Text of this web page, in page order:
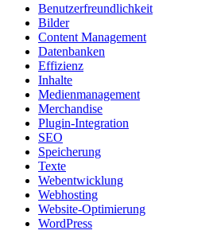
Benutzerfreundlichkeit
Bilder
Content Management
Datenbanken
Effizienz
Inhalte
Medienmanagement
Merchandise
Plugin-Integration
SEO
Speicherung
Texte
Webentwicklung
Webhosting
Website-Optimierung
WordPress